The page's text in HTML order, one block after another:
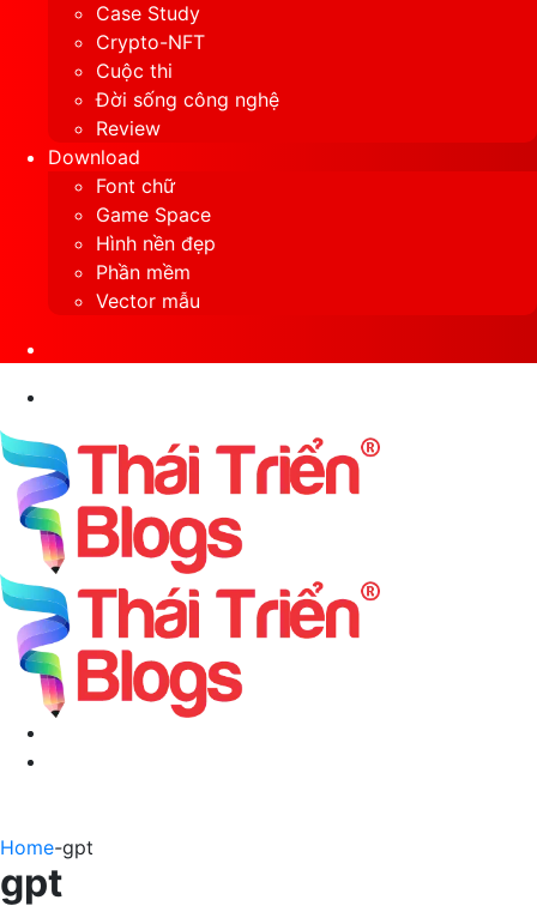
Case Study
Crypto-NFT
Cuộc thi
Đời sống công nghệ
Review
Download
Font chữ
Game Space
Hình nền đẹp
Phần mềm
Vector mẫu
Home-gpt
gpt